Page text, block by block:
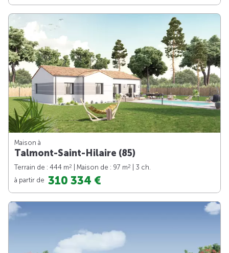
Maison à
Talmont-Saint-Hilaire (85)
Terrain de : 444 m2 | Maison de : 97 m2
| 3 ch.
à partir de 310 334 €